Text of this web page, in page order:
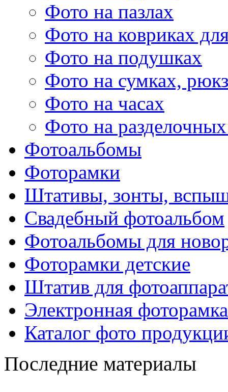
Фото на пазлах
Фото на ковриках
Фото на подушках
Фото на сумках,
Фото на часах
Фото на
Фотоальбомы
Фоторамки
Штативы, зонты,
Свадебный фотоальбом
Фотоальбомы для
Фоторамки детские
Штатив для
Электронная фоторамка
Каталог фото
Последние материалы